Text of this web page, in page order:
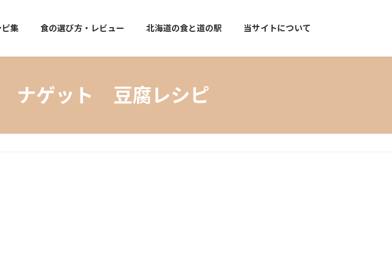
ピ集 食の選び方・レビュー 北海道の食と道の駅 当サイトについて
ナゲット 豆腐レシピ